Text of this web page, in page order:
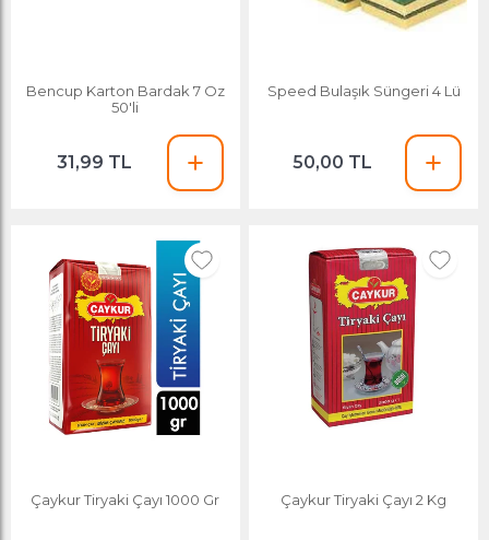
Bencup Karton Bardak 7 Oz
50'li
31,99 TL
Speed Bulaşık Süngeri 4 Lü
50,00 TL
Çaykur Tiryaki Çayı 1000 Gr Çaykur Tiryaki Çayı 2 Kg